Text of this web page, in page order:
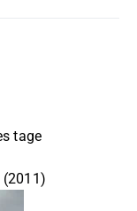
tage